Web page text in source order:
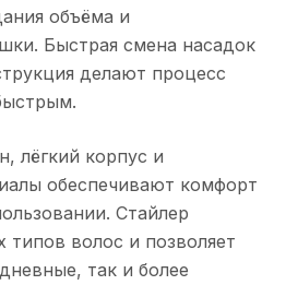
объёма и
Быстрая смена насадок
делают процесс
лёгкий корпус и
обеспечивают комфорт
Стайлер
типов волос и позволяет
так и более